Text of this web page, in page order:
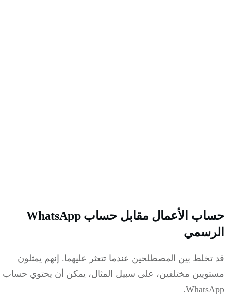
حساب الأعمال مقابل حساب WhatsApp
بين المصطلحين عندما تتعثر عليهما. إنهم يمثلون
مختلفين، على سبيل المثال، يمكن أن يحتوي حساب